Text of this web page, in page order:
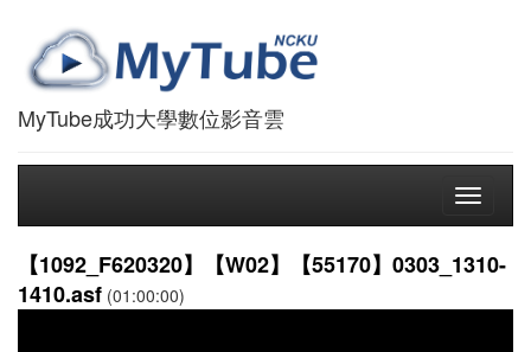
MyTube成功大學數位影音雲
Toggle
【1092_F620320】【W02】【55170】0303_1310-
1410.asf (01:00:00)